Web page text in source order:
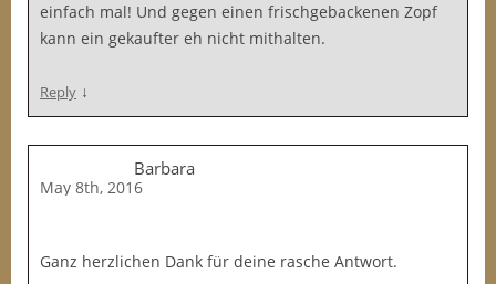
einfach mal! Und gegen einen frischgebackenen Zopf
kann ein gekaufter eh nicht mithalten.
Reply ↓
Barbara
May 8th, 2016
Ganz herzlichen Dank für deine rasche Antwort.